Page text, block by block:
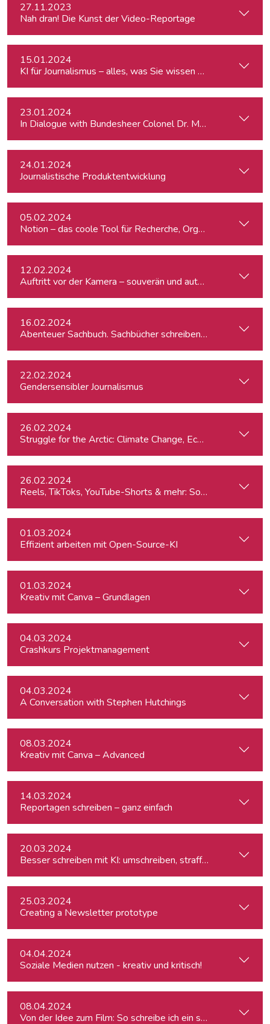
27.11.2023
Nah dran! Die Kunst der Video-Reportage
15.01.2024
KI für Journalismus – alles, was Sie wissen müssen
23.01.2024
In Dialogue with Bundesheer Colonel Dr. Markus Reisner
24.01.2024
Journalistische Produktentwicklung
05.02.2024
Notion – das coole Tool für Recherche, Organisation &
12.02.2024
Auftritt vor der Kamera – souverän und authentisch
16.02.2024
Abenteuer Sachbuch. Sachbücher schreiben für
22.02.2024
Gendersensibler Journalismus
26.02.2024
26.02.2024
Reels, TikToks, YouTube-Shorts & mehr: Social Media-
01.03.2024
Effizient arbeiten mit Open-Source-KI
01.03.2024
Kreativ mit Canva – Grundlagen
04.03.2024
Crashkurs Projektmanagement
04.03.2024
A Conversation with Stephen Hutchings
08.03.2024
Kreativ mit Canva – Advanced
14.03.2024
Reportagen schreiben – ganz einfach
20.03.2024
Besser schreiben mit KI: umschreiben, straffen, redigieren
25.03.2024
Creating a Newsletter prototype
04.04.2024
Soziale Medien nutzen - kreativ und kritisch!
08.04.2024
Von der Idee zum Film: So schreibe ich ein schlüssiges